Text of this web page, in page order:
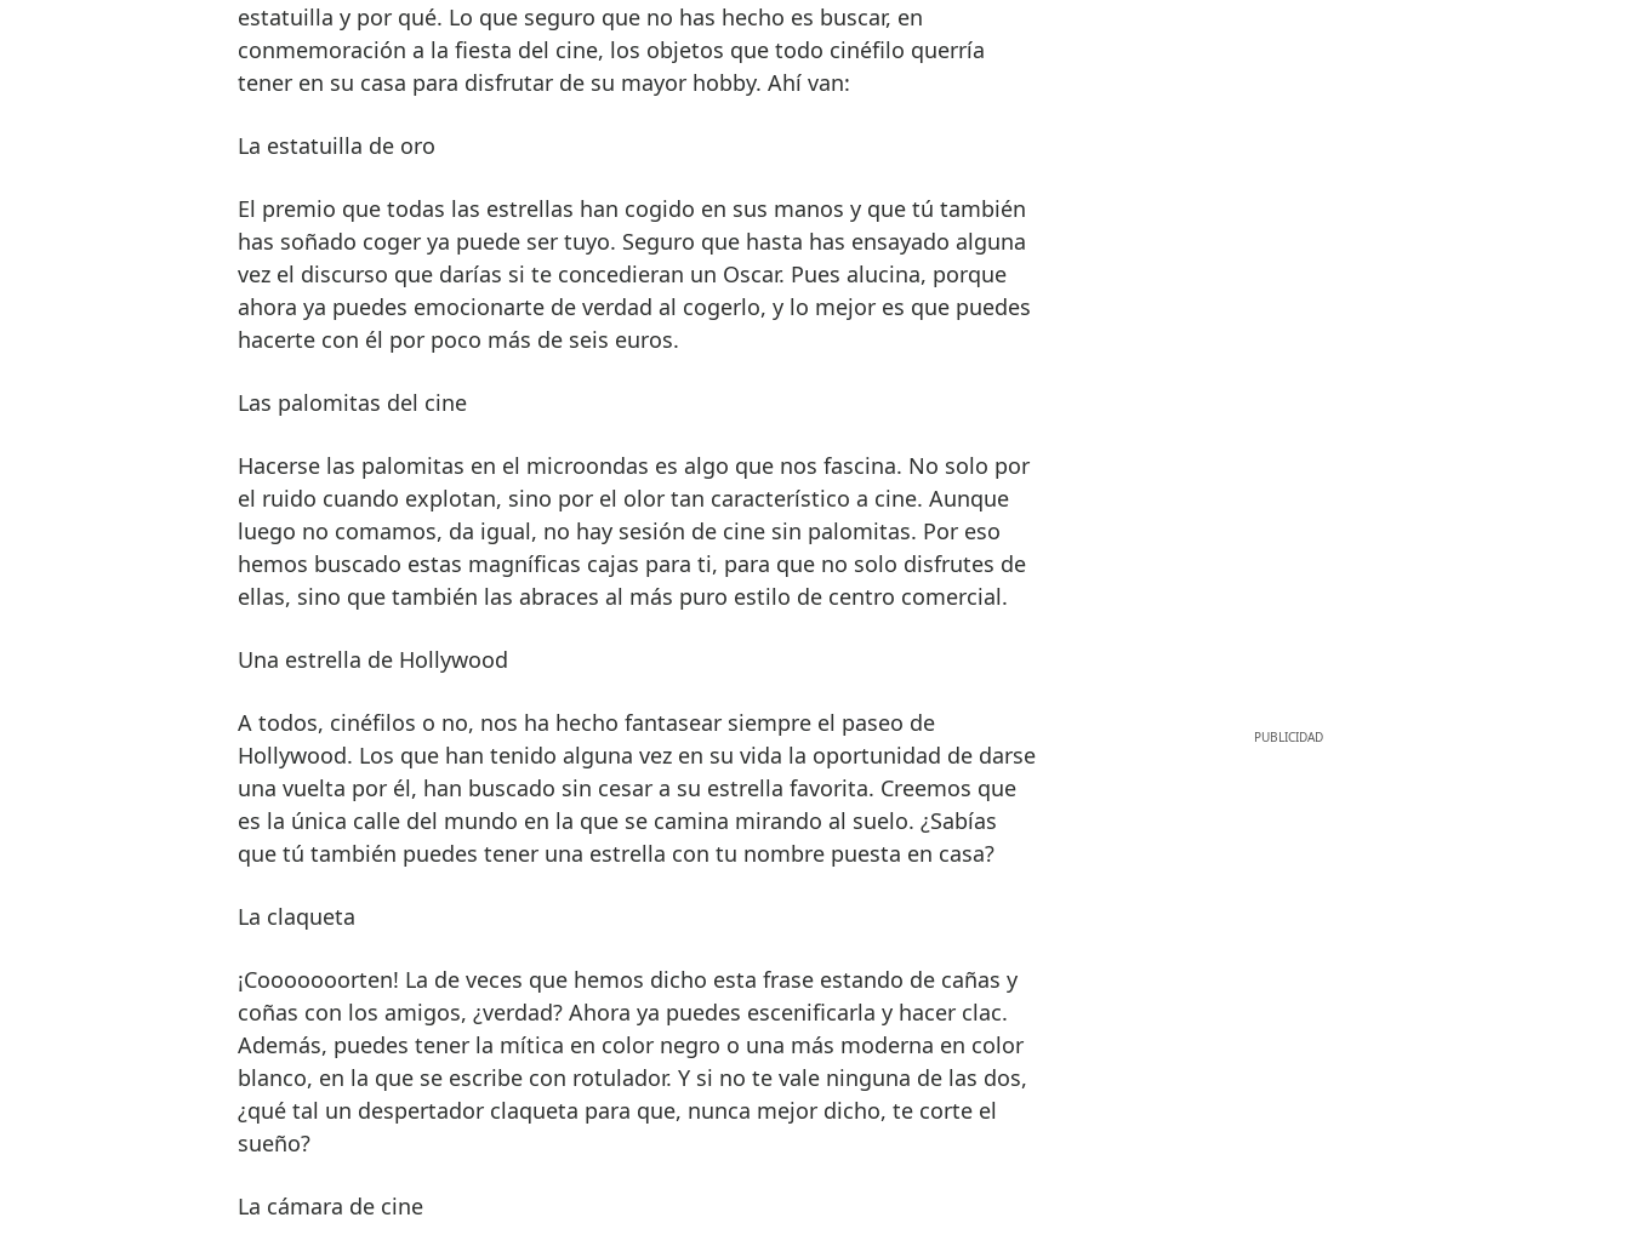
estatuilla y por qué. Lo que seguro que no has hecho es buscar, en
conmemoración a la fiesta del cine, los objetos que todo cinéfilo querría
tener en su casa para disfrutar de su mayor hobby. Ahí van:
La estatuilla de oro
El premio que todas las estrellas han cogido en sus manos y que tú también
has soñado coger ya puede ser tuyo. Seguro que hasta has ensayado alguna
vez el discurso que darías si te concedieran un Oscar. Pues alucina, porque
ahora ya puedes emocionarte de verdad al cogerlo, y lo mejor es que puedes
hacerte con él por poco más de seis euros.
Las palomitas del cine
Hacerse las palomitas en el microondas es algo que nos fascina. No solo por
el ruido cuando explotan, sino por el olor tan característico a cine. Aunque
luego no comamos, da igual, no hay sesión de cine sin palomitas. Por eso
hemos buscado estas magníficas cajas para ti, para que no solo disfrutes de
ellas, sino que también las abraces al más puro estilo de centro comercial.
Una estrella de Hollywood
A todos, cinéfilos o no, nos ha hecho fantasear siempre el paseo de
Hollywood. Los que han tenido alguna vez en su vida la oportunidad de darse
una vuelta por él, han buscado sin cesar a su estrella favorita. Creemos que
es la única calle del mundo en la que se camina mirando al suelo. ¿Sabías
que tú también puedes tener una estrella con tu nombre puesta en casa?
La claqueta
¡Cooooooorten! La de veces que hemos dicho esta frase estando de cañas y
coñas con los amigos, ¿verdad? Ahora ya puedes escenificarla y hacer clac.
Además, puedes tener la mítica en color negro o una más moderna en color
blanco, en la que se escribe con rotulador. Y si no te vale ninguna de las dos,
¿qué tal un despertador claqueta para que, nunca mejor dicho, te corte el
sueño?
La cámara de cine